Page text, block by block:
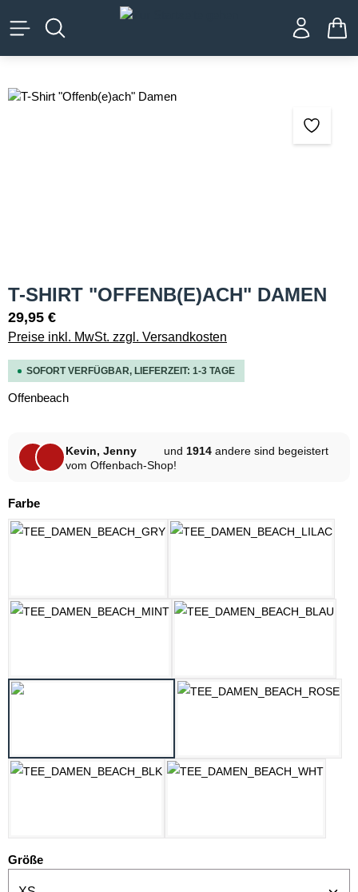
springen
Bildergalerie überspringen
T-SHIRT "OFFENB(E)ACH" DAMEN
29,95 €
Preise inkl. MwSt. zzgl. Versandkosten
SOFORT VERFÜGBAR, LIEFERZEIT: 1-3 TAGE
Offenbeach
Kevin, Jenny und 1914 andere sind begeistert
vom Offenbach-Shop!
Farbeauswählen
Größeauswählen